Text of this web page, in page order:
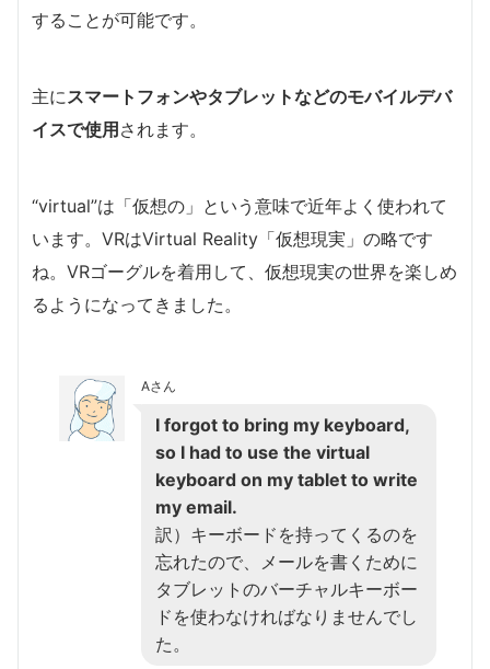
することが可能です。
主にスマートフォンやタブレットなどのモバイルデバ
イスで使用 されます。
“virtual”は「仮想の」という意味で近年よく使われて
います。VRはVirtual Reality「仮想現実」の略です
ね。VRゴーグルを着用して、仮想現実の世界を楽しめ
るようになってきました。
Aさん
I forgot to bring my keyboard,
so I had to use the virtual
keyboard on my tablet to write
my email.
訳）キーボードを持ってくるのを
忘れたので、メールを書くために
タブレットのバーチャルキーボー
ドを使わなければなりませんでし
た。